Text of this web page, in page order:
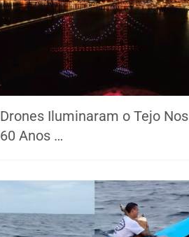
Drones Iluminaram o Tejo Nos
60 Anos …